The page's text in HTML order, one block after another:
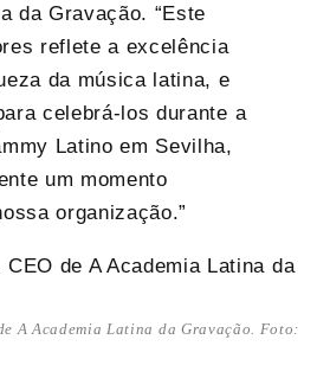
da Gravação. “Este
reflete a excelência
da música latina, e
celebrá-los durante a
Latino em Sevilha,
um momento
organização.”
A Academia Latina da Gravação. Foto: